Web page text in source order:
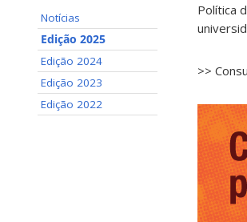
Notícias
Edição 2025
Edição 2024
Edição 2023
Edição 2022
Política
>>